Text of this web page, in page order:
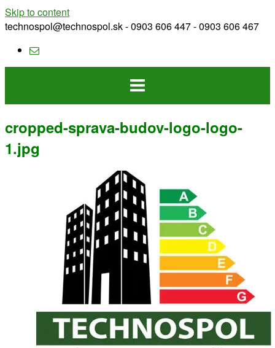
Skip to content
technospol@technospol.sk - 0903 606 447 - 0903 606 467
cropped-sprava-budov-logo-logo-
1.jpg